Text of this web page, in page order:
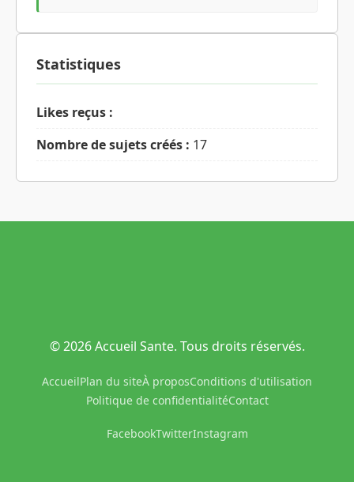
Statistiques
Likes reçus :
Nombre de sujets créés : 17
© 2026 Accueil Sante. Tous droits réservés.
AccueilPlan du siteÀ proposConditions d'utilisation
Politique de confidentialitéContact
FacebookTwitterInstagram